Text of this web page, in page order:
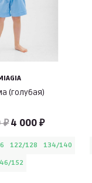
(голубая)
₽4 000 ₽
122/128
134/140
152